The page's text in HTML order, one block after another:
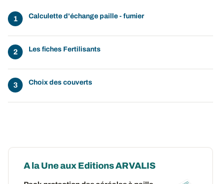
Calculette d'échange paille - fumier
Les fiches Fertilisants
Choix des couverts
A la Une aux Editions ARVALIS